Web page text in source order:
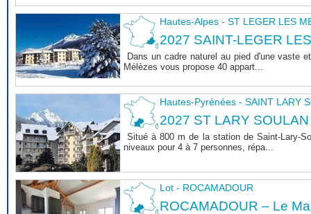
Hautes-Alpes - ST LEGER LES
2027 SAINT-LEGER
Dans un cadre naturel au pied d'une vaste
Mélèzes vous propose 40 appart...
Hautes-Pyrénées - SAINT LARY
2027 ST LARY SOULAN
Situé à 800 m de la station de Saint-Lary-
niveaux pour 4 à 7 personnes, répa...
Lot - ROCAMADOUR
ROCAMADOUR – Le